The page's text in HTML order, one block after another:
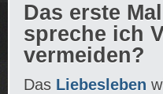
Das erste
spreche ich
vermeiden?
Das Liebesleben